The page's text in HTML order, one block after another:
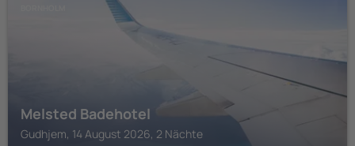
Melsted Badehotel
Gudhjem, 14 August 2026, 2 Nächte